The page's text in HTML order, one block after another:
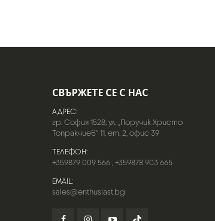
СВЪРЖЕТЕ СЕ С НАС
АДРЕС:
гр. София 1528, ул. „Поручик Христо
Топракчиев“ 11, ет. 2, офис 39
ТЕЛЕФОН:
+359879 009 566,+359878 903 665
EMAIL:
sales@enthusiast.bg